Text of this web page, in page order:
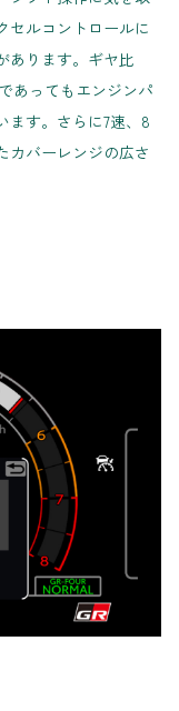
セルコントロールに
あります。ギヤ比
あってもエンジンパ
ます。さらに7速、8
カバーレンジの広さ